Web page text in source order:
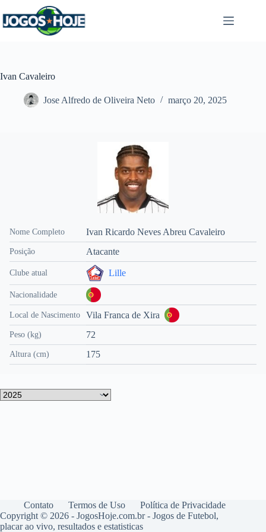
para
o
Ivan Cavaleiro
Jose Alfredo de Oliveira Neto março 20, 2025
Nome Completo Ivan Ricardo Neves Abreu Cavaleiro
Posição Atacante
Clube atual Lille
Nacionalidade
Local de Nascimento Vila Franca de Xira
Peso (kg) 72
Altura (cm) 175
Contato Termos de Uso
Política de Privacidade
Copyright © 2026 - JogosHoje.com.br - Jogos de Futebol,
placar ao vivo, resultados e estatisticas